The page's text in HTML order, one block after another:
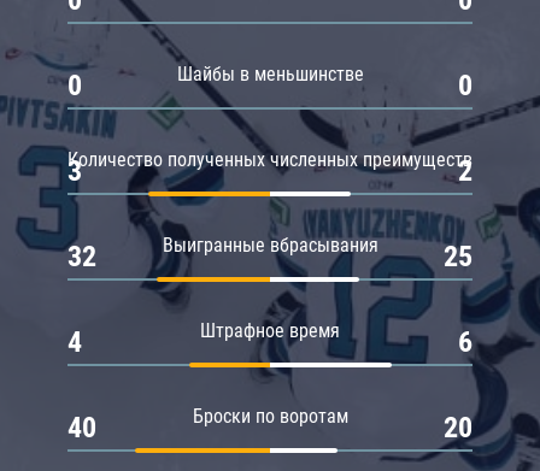
Шайбы в меньшинстве
0 0
Количество полученных численных преимуществ
3 2
Выигранные вбрасывания
32 25
Штрафное время
4 6
Броски по воротам
40 20